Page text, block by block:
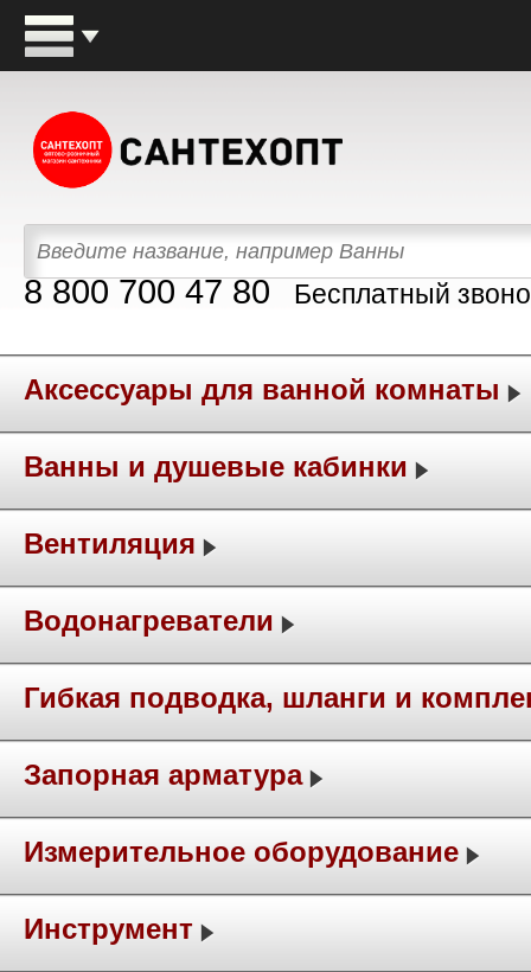
8 800 700 47 80 Бесплатный
Аксессуары для ванной комнаты
Ванны и душевые кабинки
Вентиляция
Водонагреватели
Гибкая подводка, шланги и
Запорная арматура
Измерительное оборудование
Инструмент